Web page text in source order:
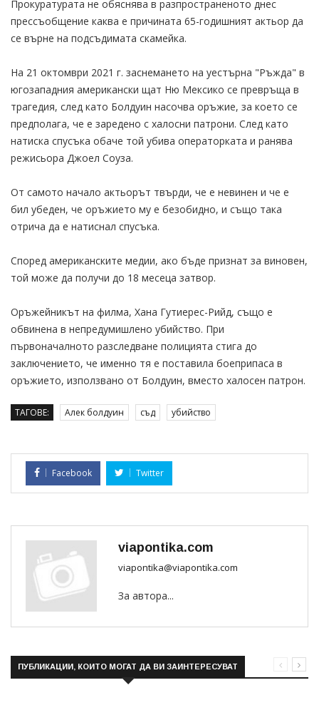
Прокуратурата не обяснява в разпространеното днес
прессъобщение каква е причината 65-годишният актьор да
се върне на подсъдимата скамейка.
На 21 октомври 2021 г. заснемането на уестърна "Ръжда" в
югозападния американски щат Ню Мексико се превръща в
трагедия, след като Болдуин насочва оръжие, за което се
предполага, че е заредено с халосни патрони. След като
натиска спусъка обаче той убива операторката и ранява
режисьора Джоел Соуза.
От самото начало актьорът твърди, че е невинен и че е
бил убеден, че оръжието му е безобидно, и също така
отрича да е натиснал спусъка.
Според американските медии, ако бъде признат за виновен,
той може да получи до 18 месеца затвор.
Оръжейникът на филма, Хана Гутиерес-Рийд, също е
обвинена в непредумишлено убийство. При
първоначалното разследване полицията стига до
заключението, че именно тя е поставила боеприпаса в
оръжието, използвано от Болдуин, вместо халосен патрон.
ТАГОВЕ: Алек болдуин съд убийство
Facebook Twitter
viapontika.com
viapontika@viapontika.com
За автора...
ПУБЛИКАЦИИ, КОИТО МОГАТ ДА ВИ ЗАИНТЕРЕСУВАТ